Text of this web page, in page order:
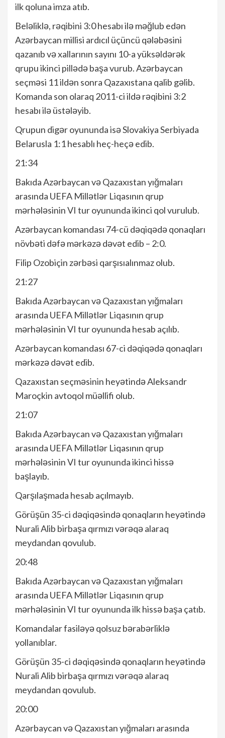
ilk qoluna imza atıb.
Beləliklə, rəqibini 3:0 hesabı ilə məğlub edən
Azərbaycan millisi ardıcıl üçüncü qələbəsini
qazanıb və xallarının sayını 10-a yüksəldərək
qrupu ikinci pillədə başa vurub. Azərbaycan
seçməsi 11 ildən sonra Qazaxıstana qalib gəlib.
Komanda son olaraq 2011-ci ildə rəqibini 3:2
hesabı ilə üstələyib.
Qrupun digər oyununda isə Slovakiya Serbiyada
Belarusla 1:1 hesablı heç-heçə edib.
21:34
Bakıda Azərbaycan və Qazaxıstan yığmaları
arasında UEFA Millətlər Liqasının qrup
mərhələsinin VI tur oyununda ikinci qol vurulub.
Azərbaycan komandası 74-cü dəqiqədə qonaqları
növbəti dəfə mərkəzə dəvət edib – 2:0.
Filip Ozobiçin zərbəsi qarşısıalınmaz olub.
21:27
Bakıda Azərbaycan və Qazaxıstan yığmaları
arasında UEFA Millətlər Liqasının qrup
mərhələsinin VI tur oyununda hesab açılıb.
Azərbaycan komandası 67-ci dəqiqədə qonaqları
mərkəzə dəvət edib.
Qazaxıstan seçməsinin heyətində Aleksandr
Maroçkin avtoqol müəllifi olub.
21:07
Bakıda Azərbaycan və Qazaxıstan yığmaları
arasında UEFA Millətlər Liqasının qrup
mərhələsinin VI tur oyununda ikinci hissə
başlayıb.
Qarşılaşmada hesab açılmayıb.
Görüşün 35-ci dəqiqəsində qonaqların heyətində
Nurali Alib birbaşa qırmızı vərəqə alaraq
meydandan qovulub.
20:48
Bakıda Azərbaycan və Qazaxıstan yığmaları
arasında UEFA Millətlər Liqasının qrup
mərhələsinin VI tur oyununda ilk hissə başa çatıb.
Komandalar fasiləyə qolsuz bərabərliklə
yollanıblar.
Görüşün 35-ci dəqiqəsində qonaqların heyətində
Nurali Alib birbaşa qırmızı vərəqə alaraq
meydandan qovulub.
20:00
Azərbaycan və Qazaxıstan yığmaları arasında